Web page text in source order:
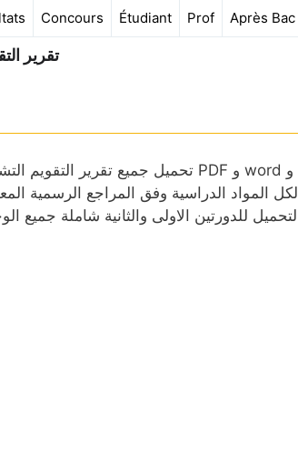
Concours Étudiant Prof Après Bac
تقرير
لكل المواد الدراسية وفق المراجع الرسمية